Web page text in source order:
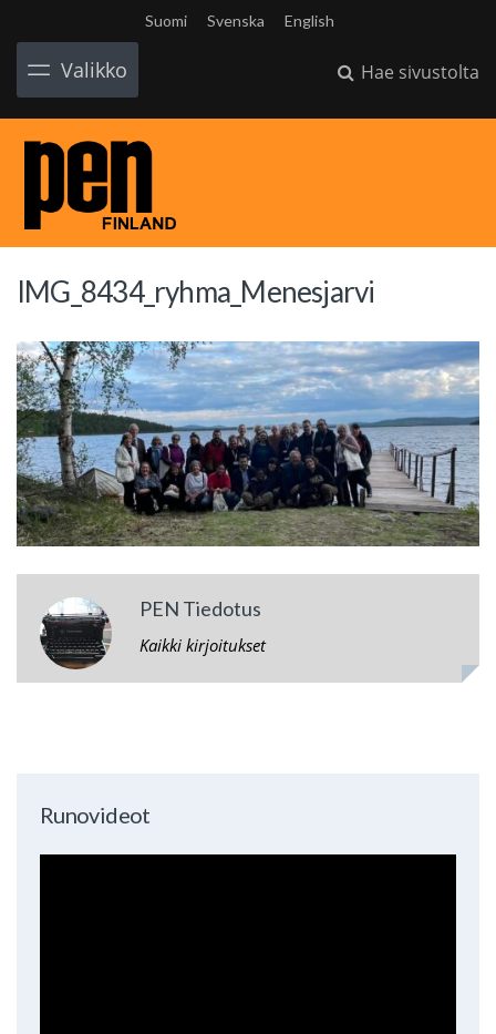
Suomi Svenska English
Valikko Hae sivustolta
IMG_8434_ryhma_Menesjarvi
PEN Tiedotus
Kaikki kirjoitukset
Runovideot